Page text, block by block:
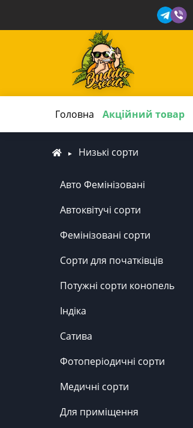
Головна Акційний товар
Низькі сорти
Авто Фемінізовані
Автоквітучі сорти
Фемінізовані сорти
Сорти для початківців
Потужні сорти конопель
Індіка
Сатива
Фотоперіодичні сорти
Медичні сорти
Для приміщення